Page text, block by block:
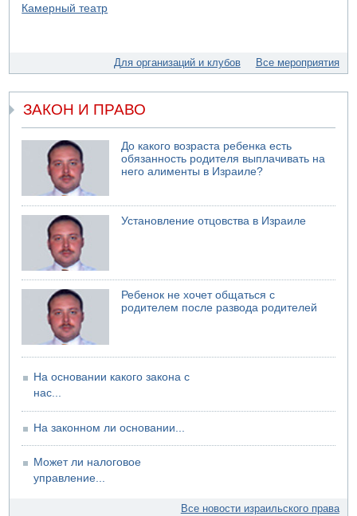
пострадал
07.08.2026 13:39
Моджтаба Хаменеи в плохом состоянии
Министр обороны ушел с заседания кабинета на
свадьбу
Для организаций и клубов Все мероприятия
ЗАКОН И ПРАВО
До какого возраста ребенка есть
обязанность родителя выплачивать на
него алименты в Израиле?
Установление отцовства в Израиле
Ребенок не хочет общаться с
родителем после развода родителей
На основании какого закона с
нас...
На законном ли основании...
Может ли налоговое
управление...
Все новости израильского права